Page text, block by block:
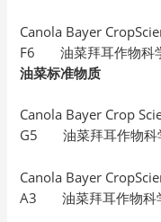
Canola Bayer
F6 油菜拜耳作物科
油菜标准物质
Canola Bayer Crop
G5 油菜拜耳作物科
Canola Bayer
A3 油菜拜耳作物科